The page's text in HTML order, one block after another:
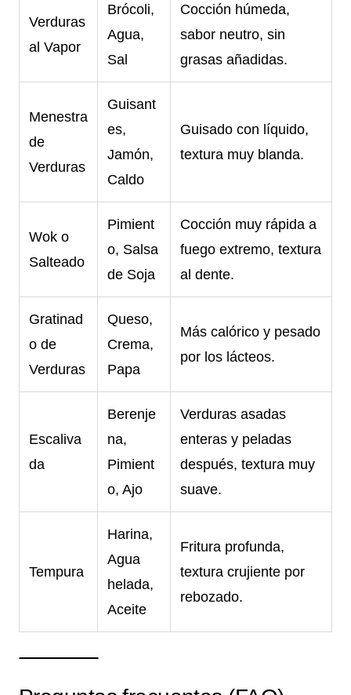
Verduras
al Vapor
Brócoli,
Agua,
Sal
Cocción húmeda,
sabor neutro, sin
grasas añadidas.
Menestra
de
Verduras
Guisant
es,
Jamón,
Caldo
Guisado con líquido,
textura muy blanda.
Wok o
Salteado
Pimient
o, Salsa
de Soja
Cocción muy rápida a
fuego extremo, textura
al dente.
Gratinad
o de
Verduras
Queso,
Crema,
Papa
Más calórico y pesado
por los lácteos.
Escaliva
da
Berenje
na,
Pimient
o, Ajo
Verduras asadas
enteras y peladas
después, textura muy
suave.
Tempura
Harina,
Agua
helada,
Aceite
Fritura profunda,
textura crujiente por
rebozado.